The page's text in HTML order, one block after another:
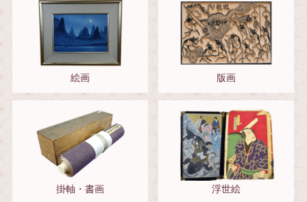
絵画 版画
掛軸・書画 浮世絵